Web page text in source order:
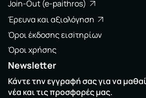
Join-Out (e-paithros)
Έρευνα και αξιολόγηση
Όροι έκδοσης εισiτηρίων
Όροι χρήσης
Newsletter
Κάντε την εγγραφή σας για να
νέα και τις προσφορές μας.